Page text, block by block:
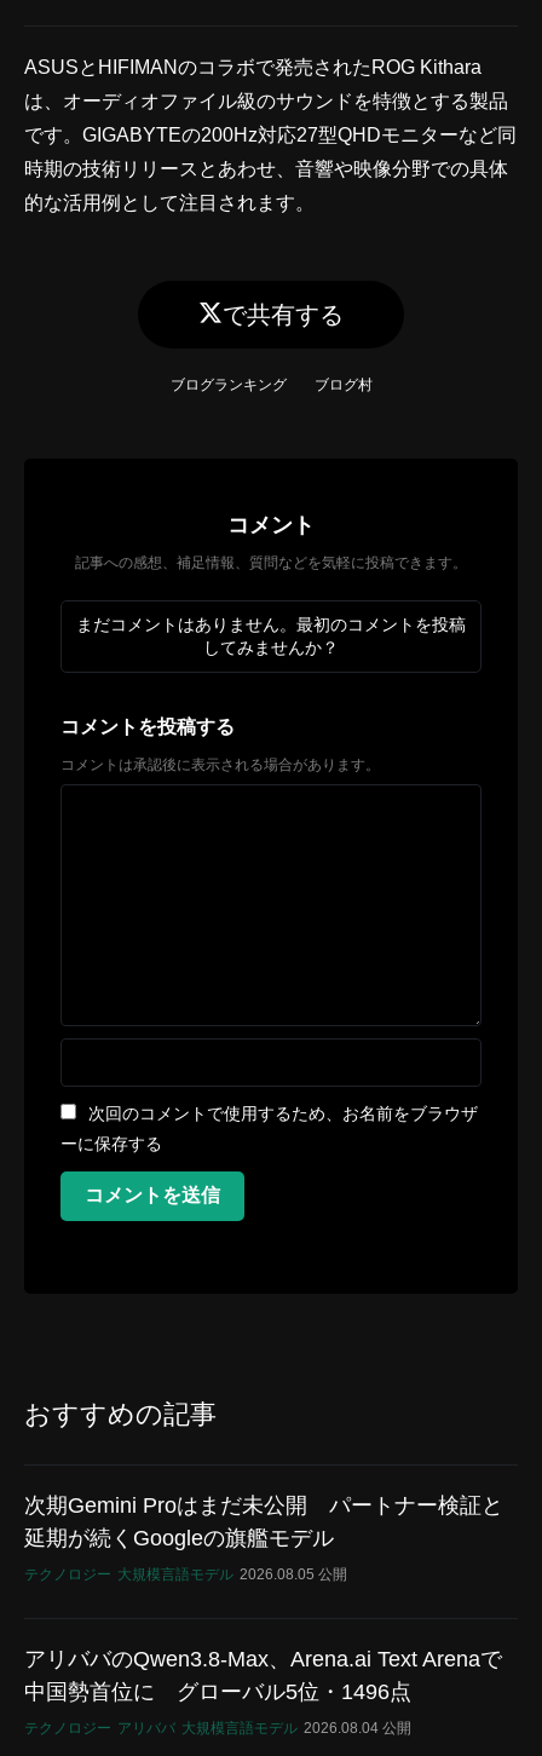
ASUSとHIFIMANのコラボで発売されたROG Kithara
は、オーディオファイル級のサウンドを特徴とする製品
です。GIGABYTEの200Hz対応27型QHDモニターなど同
時期の技術リリースとあわせ、音響や映像分野での具体
的な活用例として注目されます。
で共有する
ブログランキング ブログ村
コメント
記事への感想、補足情報、質問などを気軽に投稿できます。
まだコメントはありません。最初のコメントを投稿
してみませんか？
コメントを投稿する
コメントは承認後に表示される場合があります。
次回のコメントで使用するため、お名前をブラウザ
ーに保存する
コメントを送信
おすすめの記事
次期Gemini Proはまだ未公開 パートナー検証と
延期が続くGoogleの旗艦モデル
テクノロジー 大規模言語モデル 2026.08.05 公開
アリババのQwen3.8-Max、Arena.ai Text Arenaで
中国勢首位に グローバル5位・1496点
テクノロジー アリババ 大規模言語モデル 2026.08.04 公開